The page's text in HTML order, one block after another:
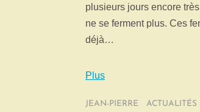
plusieurs jours encore
ne se ferment plus. Ces
déjà…
Plus
JEAN-PIERRE / ACTUALITÉS